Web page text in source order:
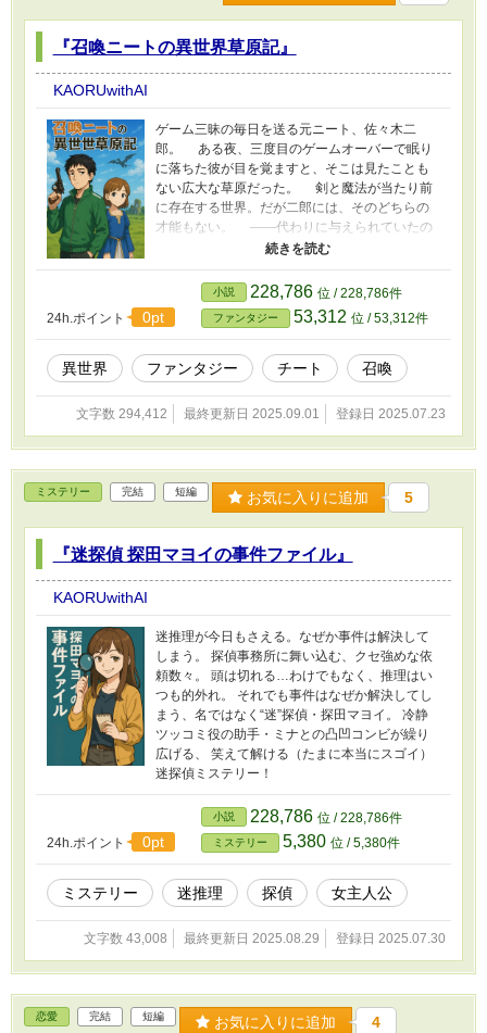
『召喚ニートの異世界草原記』
KAORUwithAI
ゲーム三昧の毎日を送る元ニート、佐々木二
郎。 ある夜、三度目のゲームオーバーで眠り
に落ちた彼が目を覚ますと、そこは見たことも
ない広大な草原だった。 剣と魔法が当たり前
に存在する世界。だが二郎には、そのどちらの
才能もない。 ――代わりに与えられていたの
は、**「自分が見た・聞いた・触れたことのある
った。 面倒なことはしたくない、楽をして生
きたい。 そんな彼が、偶然出会ったのは――
痩せた辺境・アセトン村でひとり生きる少女、
レン。 「逃げて！」と叫ぶ彼女を前に、逃げ
ようとした二郎の足は動かなかった。 昔の記
憶が疼く。いじめられていたあの日、助けを求
める自分を誰も救ってくれなかったあの光景。
……だから、今度は俺が――。 現代の知恵
と召喚の力を武器に、ただの元ニートが異世界
喚者”へと変えていく。 引きこもりの俺が、異
世界で誰かを救う物語が始まる。 ※こんな物も
みます。
24h.ポイント 0pt
小説 228,786 位 / 228,786件
ファンタジー 53,312 位 / 53,312件
異世界 ファンタジー チート 召喚
文字数 294,412 最終更新日 2025.09.01 登録日 2025.07.23
ミステリー 完結 短編 お気に入りに追加 5
『迷探偵 探田マヨイの事件ファイル』
KAORUwithAI
迷推理が今日もさえる。なぜか事件は解決して
しまう。 探偵事務所に舞い込む、クセ強めな依
頼数々。 頭は切れる…わけでもなく、推理はい
つも的外れ。 それでも事件はなぜか解決してし
まう、名ではなく“迷”探偵・探田マヨイ。 冷静
ツッコミ役の助手・ミナとの凸凹コンビが繰り
広げる、 笑えて解ける（たまに本当にスゴイ）
迷探偵ミステリー！
24h.ポイント 0pt
小説 228,786 位 / 228,786件
ミステリー 5,380 位 / 5,380件
ミステリー 迷推理 探偵 女主人公
文字数 43,008 最終更新日 2025.08.29 登録日 2025.07.30
恋愛 完結 短編 お気に入りに追加 4